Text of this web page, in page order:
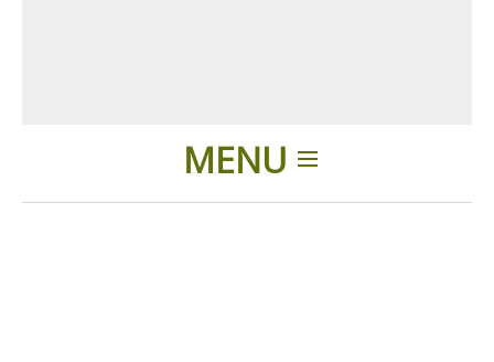
MENU